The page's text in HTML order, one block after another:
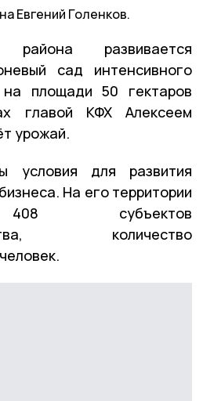
Евгений Голенков.
развивается
сад интенсивного
площади 50 гектаров
главой КФХ Алексеем
урожай.
условия для развития
На его территории
субъектов
количество